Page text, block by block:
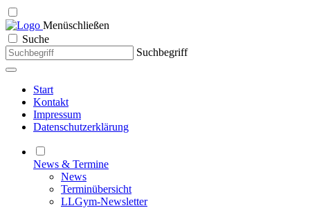
Menüschließen
Suche
Suchbegriff
Start
Kontakt
Impressum
Datenschutzerklärung
News & Termine
News
Terminübersicht
LLGym-Newsletter